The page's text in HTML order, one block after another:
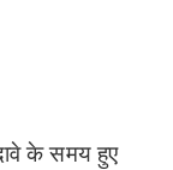
के समय हुए